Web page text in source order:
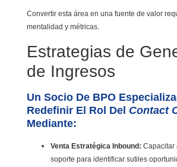
Convertir esta área en una fuente de valor
mentalidad y métricas.
Estrategias de
de Ingresos
Un Socio De BPO
Redefinir El Rol Del Contact
Mediante:
Venta Estratégica Inbound: Capacitar
soporte para identificar sutiles